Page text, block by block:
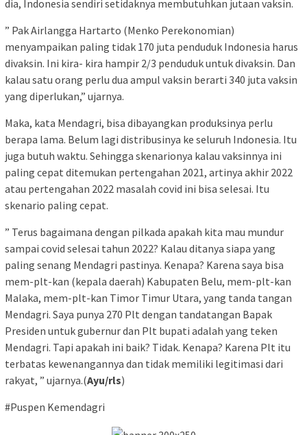
dia, Indonesia sendiri setidaknya membutuhkan jutaan vaksin.
” Pak Airlangga Hartarto (Menko Perekonomian)
menyampaikan paling tidak 170 juta penduduk Indonesia harus
divaksin. Ini kira- kira hampir 2/3 penduduk untuk divaksin. Dan
kalau satu orang perlu dua ampul vaksin berarti 340 juta vaksin
yang diperlukan,” ujarnya.
Maka, kata Mendagri, bisa dibayangkan produksinya perlu
berapa lama. Belum lagi distribusinya ke seluruh Indonesia. Itu
juga butuh waktu. Sehingga skenarionya kalau vaksinnya ini
paling cepat ditemukan pertengahan 2021, artinya akhir 2022
atau pertengahan 2022 masalah covid ini bisa selesai. Itu
skenario paling cepat.
” Terus bagaimana dengan pilkada apakah kita mau mundur
sampai covid selesai tahun 2022? Kalau ditanya siapa yang
paling senang Mendagri pastinya. Kenapa? Karena saya bisa
mem-plt-kan (kepala daerah) Kabupaten Belu, mem-plt-kan
Malaka, mem-plt-kan Timor Timur Utara, yang tanda tangan
Mendagri. Saya punya 270 Plt dengan tandatangan Bapak
Presiden untuk gubernur dan Plt bupati adalah yang teken
Mendagri. Tapi apakah ini baik? Tidak. Kenapa? Karena Plt itu
terbatas kewenangannya dan tidak memiliki legitimasi dari
rakyat, ” ujarnya.(Ayu/rls)
#Puspen Kemendagri